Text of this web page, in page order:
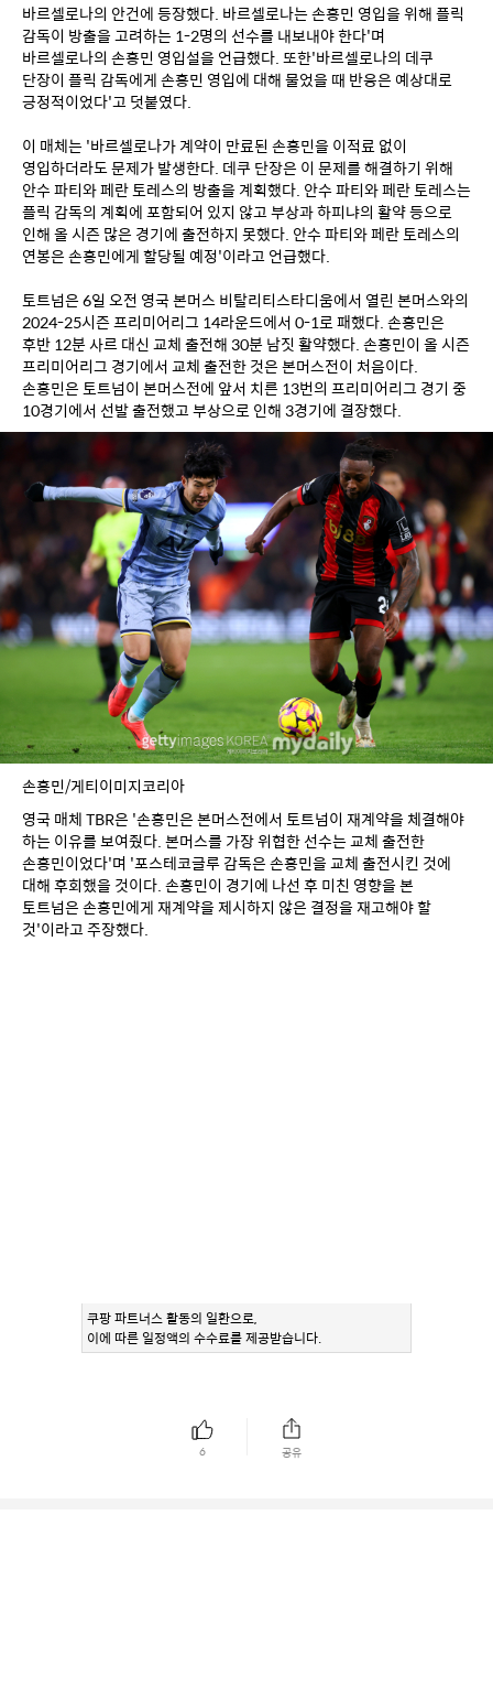
바르셀로나의 안건에 등장했다. 바르셀로나는 손흥민 영입을 위해 플릭
감독이 방출을 고려하는 1-2명의 선수를 내보내야 한다'며
바르셀로나의 손흥민 영입설을 언급했다. 또한'바르셀로나의 데쿠
단장이 플릭 감독에게 손흥민 영입에 대해 물었을 때 반응은 예상대로
긍정적이었다'고 덧붙였다.
이 매체는 '바르셀로나가 계약이 만료된 손흥민을 이적료 없이
영입하더라도 문제가 발생한다. 데쿠 단장은 이 문제를 해결하기 위해
안수 파티와 페란 토레스의 방출을 계획했다. 안수 파티와 페란 토레스는
플릭 감독의 계획에 포함되어 있지 않고 부상과 하피냐의 활약 등으로
인해 올 시즌 많은 경기에 출전하지 못했다. 안수 파티와 페란 토레스의
연봉은 손흥민에게 할당될 예정'이라고 언급했다.
토트넘은 6일 오전 영국 본머스 비탈리티스타디움에서 열린 본머스와의
2024-25시즌 프리미어리그 14라운드에서 0-1로 패했다. 손흥민은
후반 12분 사르 대신 교체 출전해 30분 남짓 활약했다. 손흥민이 올 시즌
프리미어리그 경기에서 교체 출전한 것은 본머스전이 처음이다.
손흥민은 토트넘이 본머스전에 앞서 치른 13번의 프리미어리그 경기 중
10경기에서 선발 출전했고 부상으로 인해 3경기에 결장했다.
손흥민/게티이미지코리아
영국 매체 TBR은 '손흥민은 본머스전에서 토트넘이 재계약을 체결해야
하는 이유를 보여줬다. 본머스를 가장 위협한 선수는 교체 출전한
손흥민이었다'며 '포스테코글루 감독은 손흥민을 교체 출전시킨 것에
대해 후회했을 것이다. 손흥민이 경기에 나선 후 미친 영향을 본
토트넘은 손흥민에게 재계약을 제시하지 않은 결정을 재고해야 할
것'이라고 주장했다.
쿠팡 파트너스 활동의 일환으로,
이에 따른 일정액의 수수료를 제공받습니다.
6 공유